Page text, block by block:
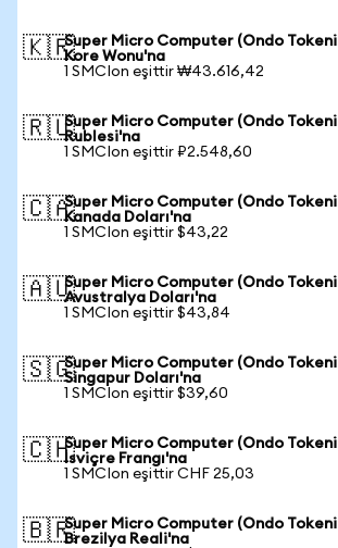
🇰🇷Super Micro Computer (Ondo
Kore Wonu'na
1 SMCIon eşittir ₩43.616,42
🇷🇺Super Micro Computer (Ondo
Rublesi'na
1 SMCIon eşittir ₽2.548,60
🇨🇦Super Micro Computer (Ondo
Kanada Doları'na
1 SMCIon eşittir $43,22
🇦🇺Super Micro Computer (Ondo
Avustralya Doları'na
1 SMCIon eşittir $43,84
🇸🇬Super Micro Computer (Ondo
Singapur Doları'na
1 SMCIon eşittir $39,60
🇨🇭Super Micro Computer (Ondo
İsviçre Frangı'na
1 SMCIon eşittir CHF 25,03
🇧🇷Super Micro Computer (Ondo
Brezilya Reali'na